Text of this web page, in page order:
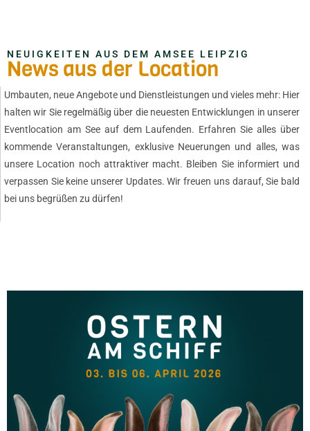
NEUIGKEITEN AUS DEM AMSEE LEIPZIG
News aus der Location
Umbauten, neue Angebote und Dienstleistungen und vieles mehr: Hier
halten wir Sie regelmäßig über die neuesten Entwicklungen in unserer
Eventlocation am See auf dem Laufenden. Erfahren Sie alles über
kommende Veranstaltungen, exklusive Neuerungen und alles, was
unsere Location noch attraktiver macht. Bleiben Sie informiert und
verpassen Sie keine unserer Updates. Wir freuen uns darauf, Sie bald
bei uns begrüßen zu dürfen!